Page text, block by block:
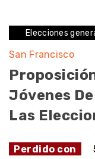
Elecciones
San Francisco
Jóvenes De
Las
Perdido con